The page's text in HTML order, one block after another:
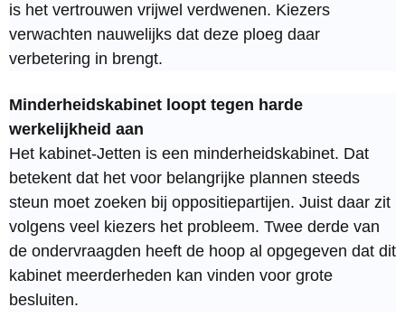
is het vertrouwen vrijwel verdwenen. Kiezers
verwachten nauwelijks dat deze ploeg daar
verbetering in brengt.
Minderheidskabinet loopt tegen harde
werkelijkheid aan
Het kabinet-Jetten is een minderheidskabinet. Dat
betekent dat het voor belangrijke plannen steeds
steun moet zoeken bij oppositiepartijen. Juist daar zit
volgens veel kiezers het probleem. Twee derde van
de ondervraagden heeft de hoop al opgegeven dat dit
kabinet meerderheden kan vinden voor grote
besluiten.